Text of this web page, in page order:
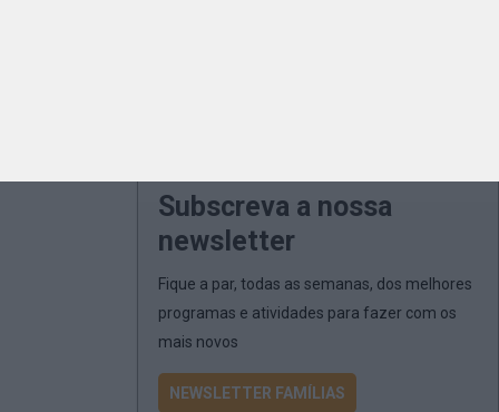
Subscreva a nossa
newsletter
Fique a par, todas as semanas, dos melhores
programas e atividades para fazer com os
mais novos
NEWSLETTER FAMÍLIAS